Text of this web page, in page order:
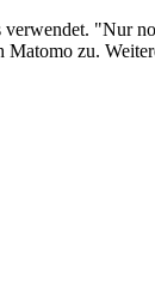
"Nur
zu.